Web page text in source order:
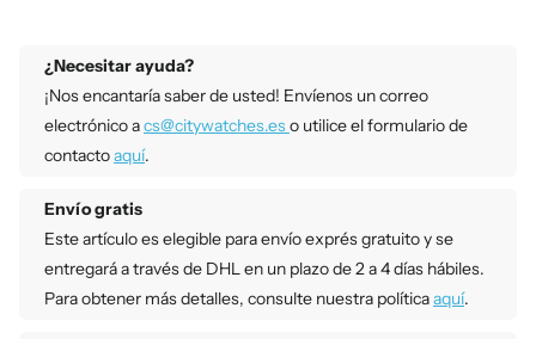
¿Necesitar ayuda?
¡Nos encantaría saber de usted! Envíenos un correo
electrónico acs@citywatches.eso utilice el formulario de
contactoaquí.
Envío gratis
Este artículo es elegible para envío exprés gratuito y se
entregará a través de DHL en un plazo de 2 a 4 días hábiles.
Para obtener más detalles, consulte nuestra políticaaquí.